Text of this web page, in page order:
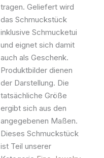
tragen. Geliefert wird
das Schmuckstück
inklusive Schmucketui
und eignet sich damit
auch als Geschenk.
Produktbilder dienen
der Darstellung. Die
tatsächliche Größe
ergibt sich aus den
angegebenen Maßen.
Dieses Schmuckstück
ist Teil unserer